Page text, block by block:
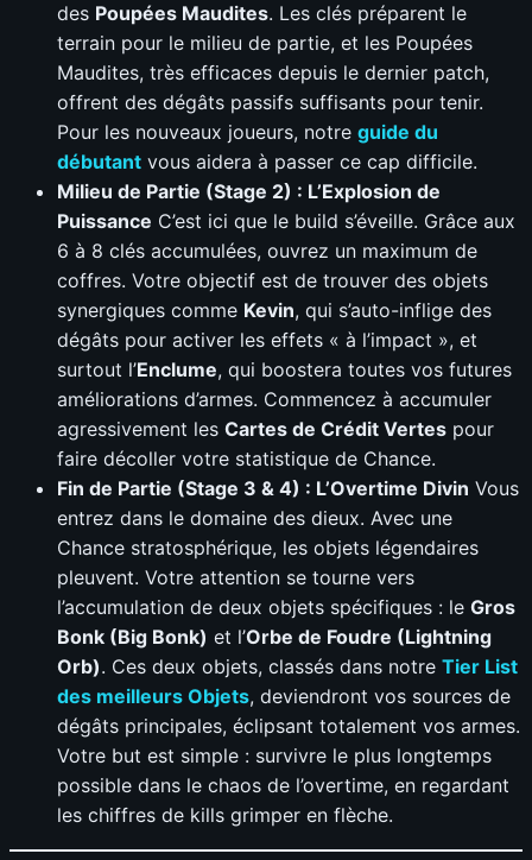
des Poupées Maudites. Les clés préparent le
terrain pour le milieu de partie, et les Poupées
Maudites, très efficaces depuis le dernier patch,
offrent des dégâts passifs suffisants pour tenir.
Pour les nouveaux joueurs, notre guide du
débutant vous aidera à passer ce cap difficile.
Milieu de Partie (Stage 2) : L’Explosion de
Puissance C’est ici que le build s’éveille. Grâce aux
6 à 8 clés accumulées, ouvrez un maximum de
coffres. Votre objectif est de trouver des objets
synergiques comme Kevin, qui s’auto-inflige des
dégâts pour activer les effets « à l’impact », et
surtout l’Enclume, qui boostera toutes vos futures
améliorations d’armes. Commencez à accumuler
agressivement les Cartes de Crédit Vertes pour
faire décoller votre statistique de Chance.
Fin de Partie (Stage 3 & 4) : L’Overtime Divin Vous
entrez dans le domaine des dieux. Avec une
Chance stratosphérique, les objets légendaires
pleuvent. Votre attention se tourne vers
l’accumulation de deux objets spécifiques : le Gros
Bonk (Big Bonk) et l’Orbe de Foudre (Lightning
Orb). Ces deux objets, classés dans notre Tier List
des meilleurs Objets, deviendront vos sources de
dégâts principales, éclipsant totalement vos armes.
Votre but est simple : survivre le plus longtemps
possible dans le chaos de l’overtime, en regardant
les chiffres de kills grimper en flèche.